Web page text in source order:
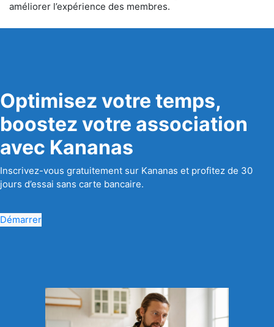
améliorer l’expérience des membres.
Optimisez votre temps,
boostez votre association
avec Kananas
Inscrivez-vous gratuitement sur Kananas et profitez de 30
jours d’essai sans carte bancaire.
Démarrer